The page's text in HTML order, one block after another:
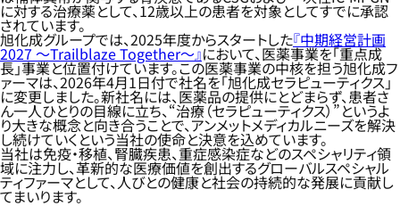
に対する治療薬として、12歳以上の患者を対象としてすでに承認
されています。
旭化成グループでは、2025年度からスタートした『中期経営計画
2027 ～Trailblaze Together～』において、医薬事業を「重点成
長」事業と位置付けています。この医薬事業の中核を担う旭化成フ
ァーマは、2026年4月1日付で社名を「旭化成セラピューティクス」
に変更しました。新社名には、医薬品の提供にとどまらず、患者さ
ん一人ひとりの目線に立ち、“治療（セラピューティクス）”というよ
り大きな概念と向き合うことで、アンメットメディカルニーズを解決
し続けていくという当社の使命と決意を込めています。
当社は免疫・移植、腎臓疾患、重症感染症などのスペシャリティ領
域に注力し、革新的な医療価値を創出するグローバルスペシャル
ティファーマとして、人びとの健康と社会の持続的な発展に貢献し
てまいります。